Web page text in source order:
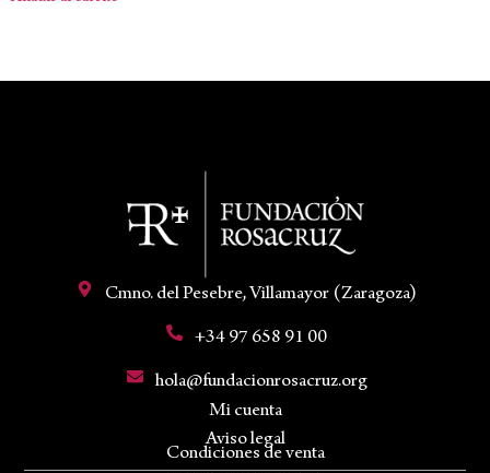
Cmno. del Pesebre, Villamayor (Zaragoza)
+34 97 658 91 00
hola@fundacionrosacruz.org
Mi cuenta
Condiciones de venta
Aviso legal